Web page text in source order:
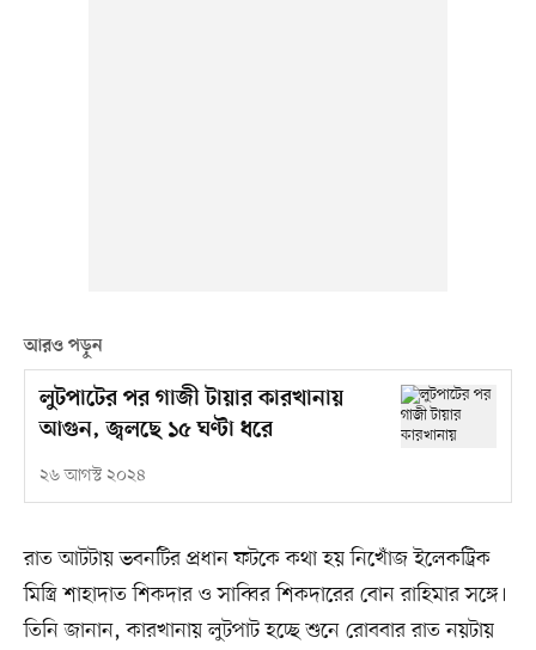
আরও পড়ুন
লুটপাটের পর গাজী টায়ার কারখানায়
আগুন, জ্বলছে ১৫ ঘণ্টা ধরে
২৬ আগস্ট ২০২৪
রাত আটটায় ভবনটির প্রধান ফটকে কথা হয় নিখোঁজ ইলেকট্রিক
মিস্ত্রি শাহাদাত শিকদার ও সাব্বির শিকদারের বোন রাহিমার সঙ্গে।
তিনি জানান, কারখানায় লুটপাট হচ্ছে শুনে রোববার রাত নয়টায়